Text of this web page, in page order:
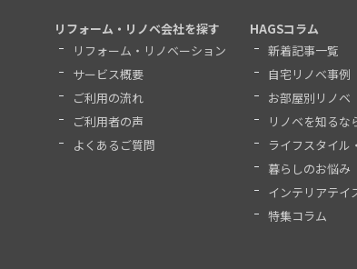
リフォーム・リノベ会社を探す
リフォーム・リノベーション
サービス概要
ご利用の流れ
ご利用者の声
よくあるご質問
HAGSコラム
新着記事一覧
自宅リノベ事例
お部屋別リノベ
リノベを知るな
ライフスタイル
暮らしのお悩み
インテリアテイ
特集コラム